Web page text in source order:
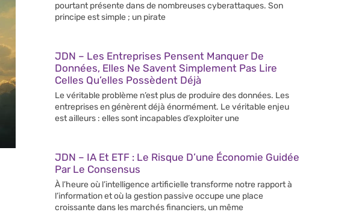
pourtant présente dans de nombreuses cyberattaques. Son
principe est simple ; un pirate
JDN – Les Entreprises Pensent Manquer De
Données, Elles Ne Savent Simplement Pas Lire
Celles Qu’elles Possèdent Déjà
Le véritable problème n’est plus de produire des données. Les
entreprises en génèrent déjà énormément. Le véritable enjeu
est ailleurs : elles sont incapables d’exploiter une
JDN – IA Et ETF : Le Risque D’une Économie Guidée
Par Le Consensus
À l’heure où l’intelligence artificielle transforme notre rapport à
l’information et où la gestion passive occupe une place
croissante dans les marchés financiers, un même